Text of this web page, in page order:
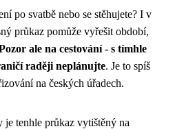
po svatbě nebo se stěhujete? I v
průkaz pomůže vyřešit období,
ale na cestování - s tímhle
raději neplánujte. Je to spíš
na českých úřadech.
tenhle průkaz vytištěný na